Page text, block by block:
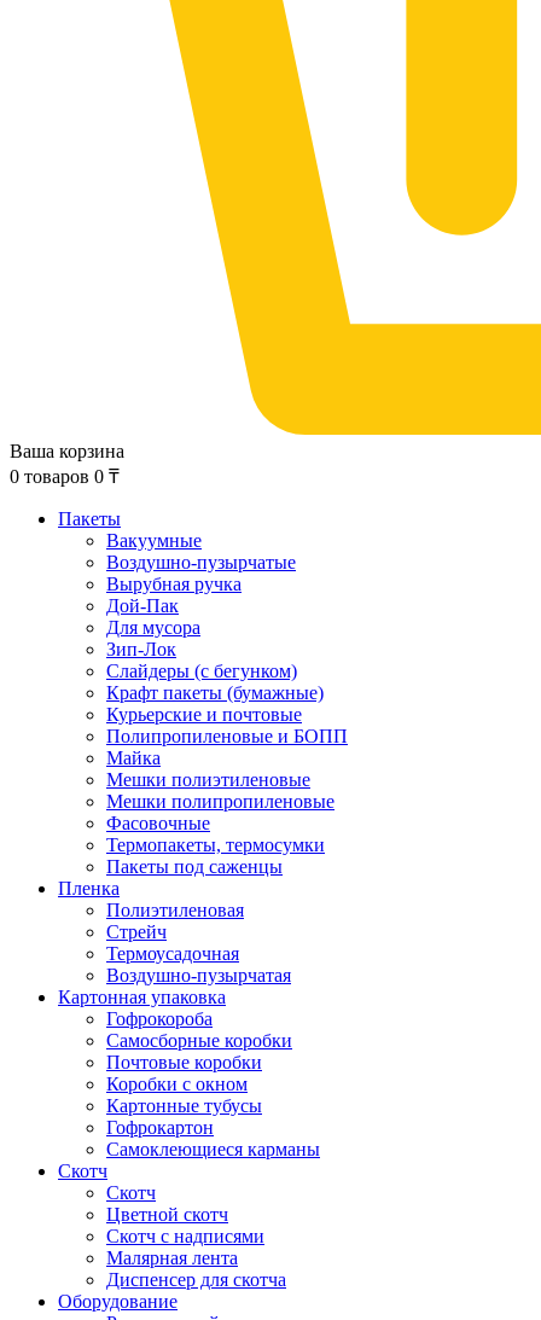
Ваша корзина
0 товаров 0 ₸
Пакеты
Вакуумные
Воздушно-пузырчатые
Вырубная ручка
Дой-Пак
Для мусора
Зип-Лок
Слайдеры (с бегунком)
Крафт пакеты (бумажные)
Курьерские и почтовые
Полипропиленовые и БОПП
Майка
Мешки полиэтиленовые
Мешки полипропиленовые
Фасовочные
Термопакеты, термосумки
Пакеты под саженцы
Пленка
Полиэтиленовая
Стрейч
Термоусадочная
Воздушно-пузырчатая
Картонная упаковка
Гофрокороба
Самосборные коробки
Почтовые коробки
Коробки с окном
Картонные тубусы
Гофрокартон
Самоклеющиеся карманы
Скотч
Скотч
Цветной скотч
Скотч с надписями
Малярная лента
Диспенсер для скотча
Оборудование